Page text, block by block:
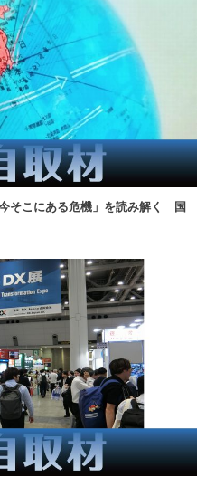
そこにある危機」を読み解く 国